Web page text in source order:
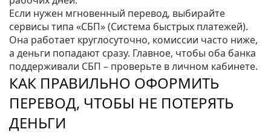
Если нужен мгновенный перевод, выбирайте
сервисы типа «СБП» (Система быстрых платежей).
Она работает круглосуточно, комиссии часто ниже,
а деньги попадают сразу. Главное, чтобы оба банка
поддерживали СБП – проверьте в личном кабинете.
КАК ПРАВИЛЬНО ОФОРМИТЬ
ПЕРЕВОД, ЧТОБЫ НЕ ПОТЕРЯТЬ
ДЕНЬГИ